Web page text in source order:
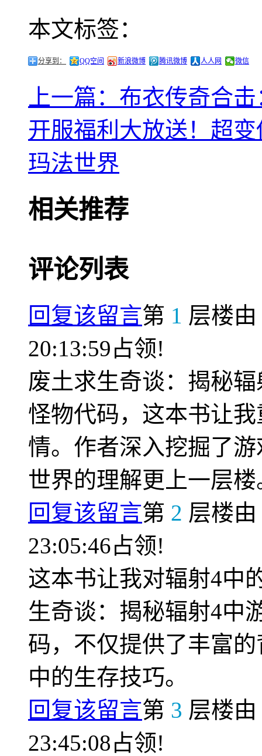
本文标签：
分享到： QQ空间 新浪微博 腾讯微博 人人网 微信
上一篇：布衣传奇合
开服福利大放送！超
玛法世界
相关推荐
评论列表
回复该留言第 1 层楼由
20:13:59占领!
废土求生奇谈：揭秘
怪物代码，这本书让
情。作者深入挖掘了
世界的理解更上一层楼
回复该留言第 2 层楼由
23:05:46占领!
这本书让我对辐射4中
生奇谈：揭秘辐射4中
码，不仅提供了丰富
中的生存技巧。
回复该留言第 3 层楼由
23:45:08占领!